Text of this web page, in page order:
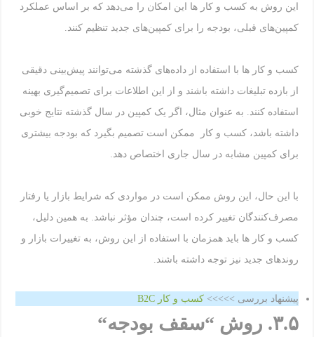
این روش به کسب و کار ها این امکان را می‌دهد که بر اساس عملکرد
کمپین‌های قبلی، بودجه را برای کمپین‌های جدید تنظیم کنند.
کسب و کار ها با استفاده از داده‌های گذشته می‌توانند پیش‌بینی دقیقی
از بازده تبلیغات داشته باشند و از این اطلاعات برای تصمیم‌گیری بهینه
استفاده کنند. به عنوان مثال، اگر یک کمپین در سال گذشته نتایج خوبی
داشته باشد، کسب و کار ممکن است تصمیم بگیرد که بودجه بیشتری
برای کمپین مشابه در سال جاری اختصاص دهد.
با این حال، این روش ممکن است در مواردی که شرایط بازار یا رفتار
مصرف‌کنندگان تغییر کرده است، چندان مؤثر نباشد. به همین دلیل،
کسب و کار ها باید همزمان با استفاده از این روش، به تغییرات بازار و
روندهای جدید نیز توجه داشته باشند.
پیشنهاد بررسی >>>>> کسب و کار B2C
۳.۵. روش “سقف بودجه“